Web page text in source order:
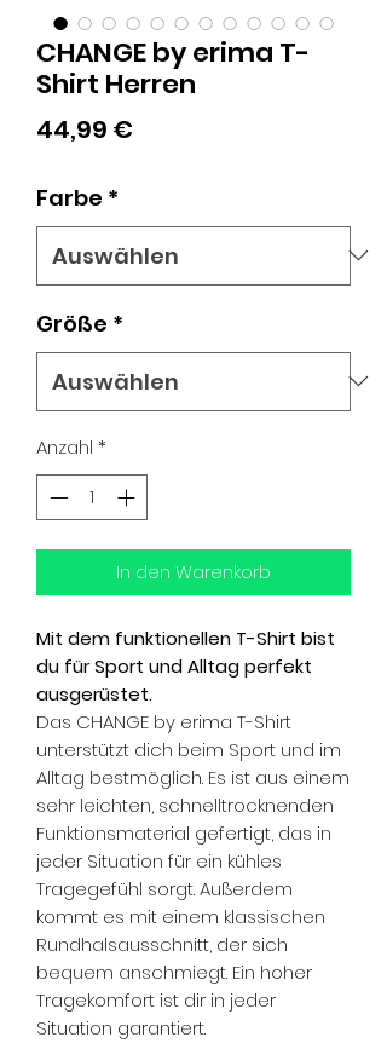
CHANGE by erima T-
Shirt Herren
44,99 €Preis
Farbe *
Größe *
Anzahl *
In den Warenkorb
Mit dem funktionellen T-Shirt bist
du für Sport und Alltag perfekt
ausgerüstet.
Das CHANGE by erima T-Shirt
unterstützt dich beim Sport und im
Alltag bestmöglich. Es ist aus einem
sehr leichten, schnelltrocknenden
Funktionsmaterial gefertigt, das in
jeder Situation für ein kühles
Tragegefühl sorgt. Außerdem
kommt es mit einem klassischen
Rundhalsausschnitt, der sich
bequem anschmiegt. Ein hoher
Tragekomfort ist dir in jeder
Situation garantiert.